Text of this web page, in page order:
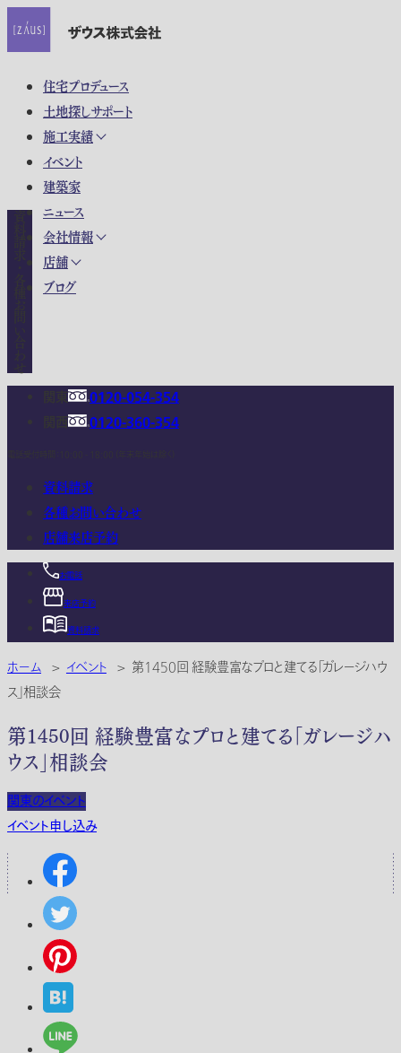
住宅プロデュース
土地探しサポート
施工実績
イベント
建築家
ニュース
会社情報
店舗
ブログ
0120-054-354
0120-360-354
資料請求
各種お問い合わせ
店舗来店予約
お電話
来店予約
資料請求
ホーム > イベント > 第1450回 経験豊富なプロと建てる「ガレージハウ
ス」相談会
第1450回 経験豊富なプロと建てる「ガレージハ
ウス」相談会
関東のイベント
イベント申し込み